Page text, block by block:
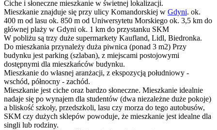
Ciche i słoneczne mieszkanie w świetnej lokalizacji.
Mieszkanie znajduje się przy ulicy Komandorskiej w Gdyni. ok.
400 m od lasu ok. 850 m od Uniwersytetu Morskiego ok. 3,5 km do
głównej plaży w Gdyni ok. 1 km do przystanku SKM
W pobliżu są trzy duże supermarkety Kaufland, Lidl, Biedronka.
Do mieszkania przynależy duża piwnica (ponad 3 m2) Przy
budynku jest parking (szlaban), z miejscami postojowymi
dostępnymi dla mieszkańców budynku.
Mieszkanie do własnej aranżacji, z ekspozycją południowy -
wschód, północny - zachód.
Mieszkanie jest ciche oraz bardzo słoneczne. Mieszkanie idealnie
nadaje się po wynajem dla studentów (dwa niezależne duże pokoje)
a bliskość szkoły, przedszkoli, lasu czy morza do tego autobusów,
SKM czy dużych sklepów powoduje, że mieszkanie jest idealne dla
singli lub rodziny.